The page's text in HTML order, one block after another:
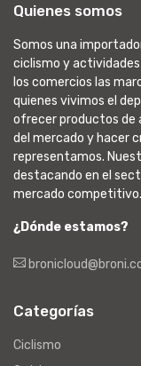
Quienes somos
Somos una
ciclismo y
los comercios las
quienes vivimos el
ofrecer productos de
del mercado y hacer
representamos.
destacando en el
mercado competitivo.
¿Dónde estamos?
Categorías
Ciclismo